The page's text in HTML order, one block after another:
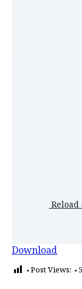
Reload
Download
Post Views: